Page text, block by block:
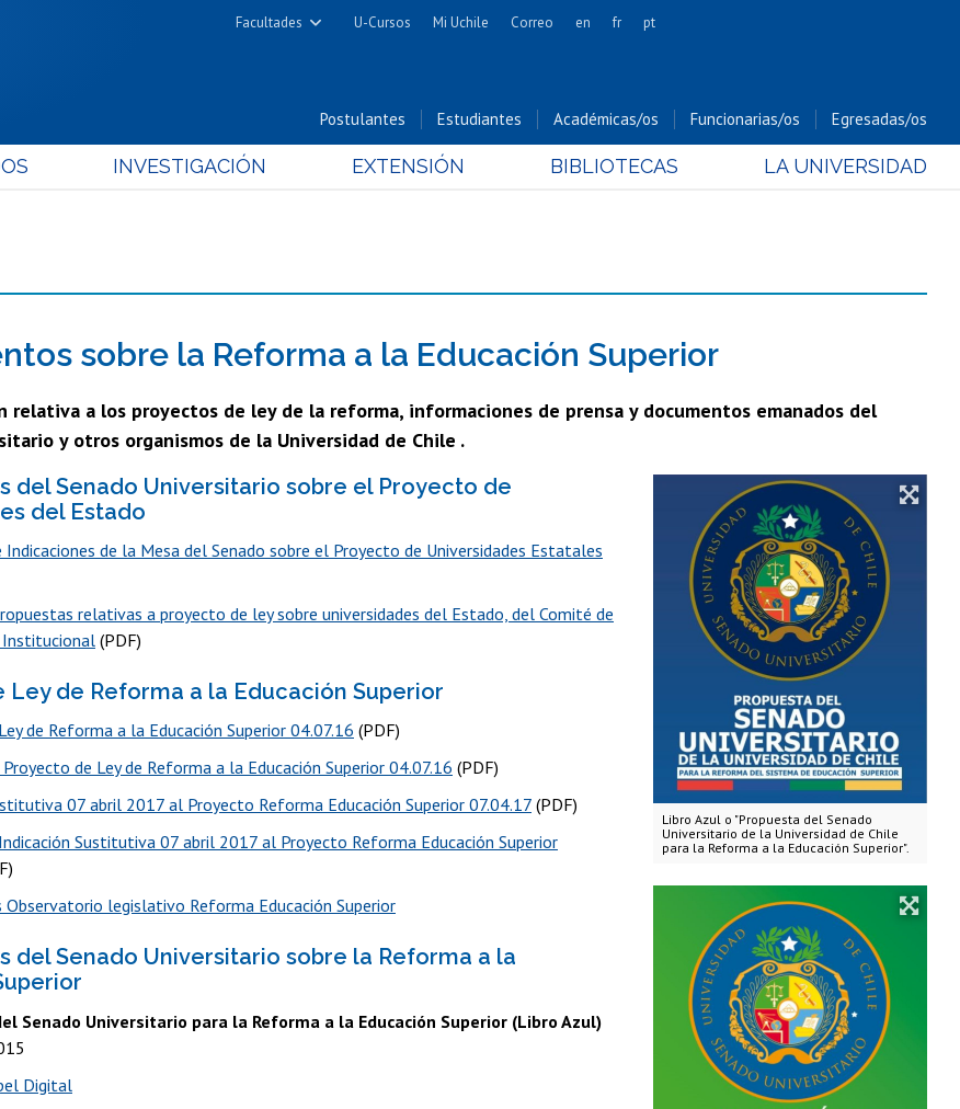
Facultades
Cs. Físicas y Matemáticas
Cs. Forestales y Conservación
Cs. Químicas y Farmacéuticas
Cs. Sociales
Estudios Avanzados en Educación
Estudios Internacionales
Alimentos
Bachillerato
Hospital Clínico
U-Cursos Mi Uchile Correo en fr pt
Postulantes Estudiantes Académicas/os Funcionarias/os Egresadas/os
INVESTIGACIÓN EXTENSIÓN BIBLIOTECAS LA UNIVERSIDAD
sobre la Reforma a la Educación Superior
relativa a los proyectos de ley de la reforma, informaciones de prensa y documentos emanados del
y otros organismos de la Universidad de Chile .
Libro Azul o "Propuesta del Senado
Universitario de la Universidad de Chile
para la Reforma a la Educación Superior".
del Senado Universitario sobre el Proyecto de
del Estado
Indicaciones de la Mesa del Senado sobre el Proyecto de Universidades Estatales
relativas a proyecto de ley sobre universidades del Estado, del Comité de
Institucional(PDF)
Ley de Reforma a la Educación Superior
de Reforma a la Educación Superior 04.07.16 (PDF)
de Ley de Reforma a la Educación Superior 04.07.16 (PDF)
07 abril 2017 al Proyecto Reforma Educación Superior 07.04.17(PDF)
Sustitutiva 07 abril 2017 al Proyecto Reforma Educación Superior
legislativo Reforma Educación Superior
del Senado Universitario sobre la Reforma a la
Senado Universitario para la Reforma a la Educación Superior (Libro Azul)
Digital